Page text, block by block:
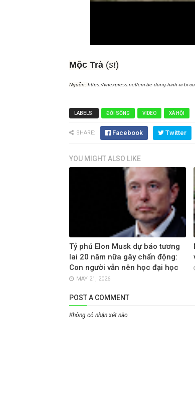
Mộc Trà (st)
Nguồn: https://vnexpress.net/em-be-dung-hinh-vi-bi-
LABELS: ĐỜI SỐNG VIDEO XÃ HỘI
SHARE: Facebook Twitter
YOU MIGHT ALSO LIKE
Tỷ phú Elon Musk dự báo tương
lai 20 năm nữa gây chấn động:
Con người vẫn nên học đại học
MAY 21, 2026
POST A COMMENT
Không có nhận xét nào